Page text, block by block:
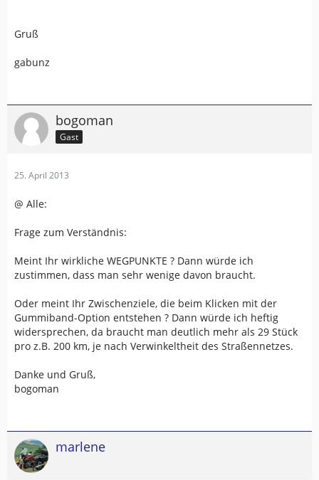
Gruß
gabunz
bogoman
Gast
25. April 2013
@ Alle:
Frage zum Verständnis:
Meint Ihr wirkliche WEGPUNKTE ? Dann würde ich
zustimmen, dass man sehr wenige davon braucht.
Oder meint Ihr Zwischenziele, die beim Klicken mit der
Gummiband-Option entstehen ? Dann würde ich heftig
widersprechen, da braucht man deutlich mehr als 29 Stück
pro z.B. 200 km, je nach Verwinkeltheit des Straßennetzes.
Danke und Gruß,
bogoman
marlene